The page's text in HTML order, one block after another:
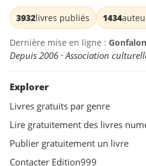
3932livres publiés 1434
Dernière mise en ligne : Gonfalon
Depuis 2006 · Association
Explorer
Livres gratuits par genre
Lire gratuitement des livres
Publier gratuitement un livre
Contacter Edition999